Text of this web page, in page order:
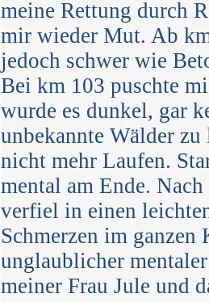
meine Rettung durch
mir wieder Mut. Ab
jedoch schwer wie
Bei km 103 puschte
wurde es dunkel, gar
unbekannte Wälder
nicht mehr Laufen.
mental am Ende.
verfiel in einen
Schmerzen im
unglaublicher
meiner Frau Jule und